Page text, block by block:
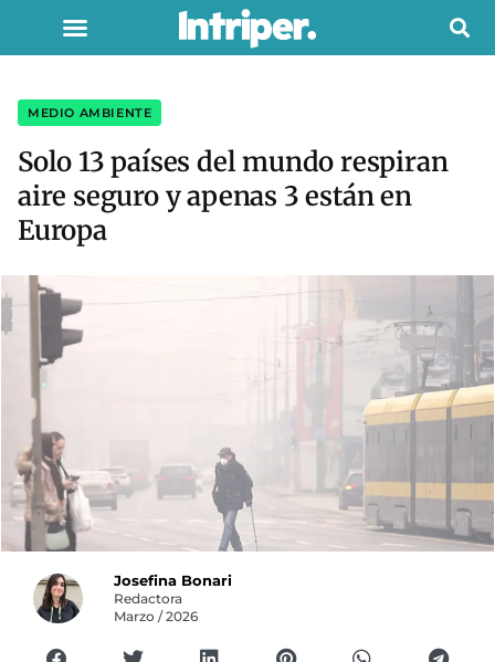
MEDIO AMBIENTE
Solo 13 países del mundo respiran
aire seguro y apenas 3 están en
Europa
Josefina Bonari
Redactora
Marzo / 2026